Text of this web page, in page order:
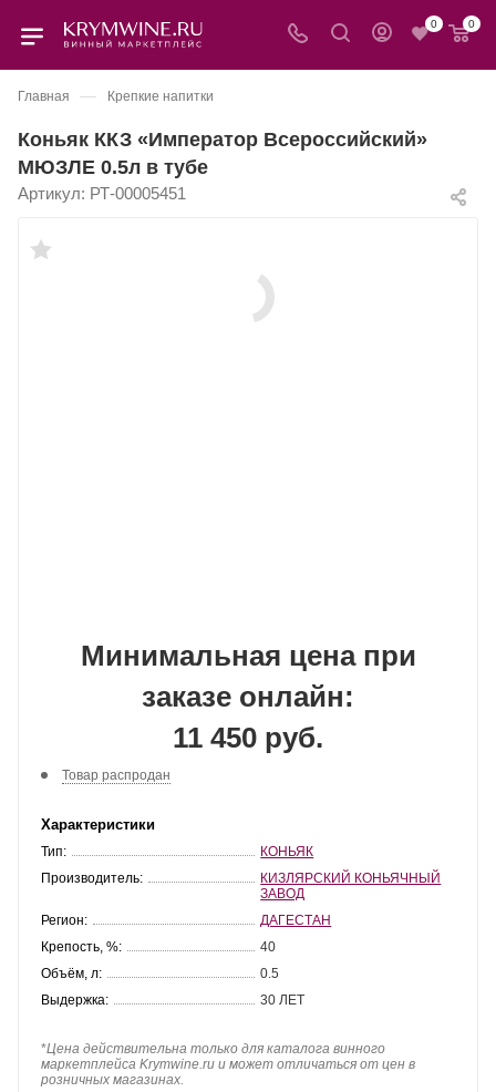
0 0
Главная — Крепкие напитки
Коньяк ККЗ «Император Всероссийский»
МЮЗЛЕ 0.5л в тубе
Артикул: РТ-00005451
Минимальная цена при
заказе онлайн:
11 450 руб.
Товар распродан
Характеристики
Тип:
КОНЬЯК
Производитель:
КИЗЛЯРСКИЙ КОНЬЯЧНЫЙ
ЗАВОД
Регион:
ДАГЕСТАН
Крепость, %:
40
Объём, л:
0.5
Выдержка:
30 ЛЕТ
*Цена действительна только для каталога винного
маркетплейса Krymwine.ru и может отличаться от цен в
розничных магазинах.